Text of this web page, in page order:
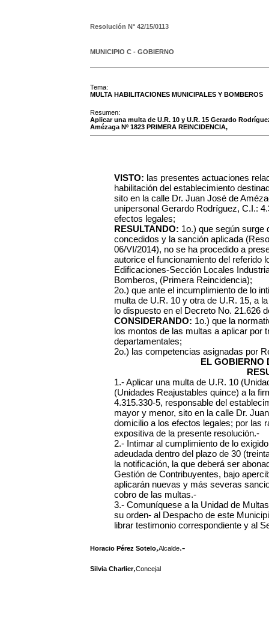
Resolución N° 42/15/0113
MUNICIPIO C - GOBIERNO
Tema:
MULTA HABILITACIONES MUNICIPALES Y BOMBEROS
Resumen:
Aplicar una multa de U.R. 10 y U.R. 15 Gerardo
Amézaga Nº 1823 PRIMERA REINCIDENCIA,
VISTO: las presentes actuaciones
habilitación del establecimiento
sito en la calle Dr. Juan José de
unipersonal Gerardo Rodríguez, C.I.:
efectos legales;
RESULTANDO: 1o.) que según surge
concedidos y la sanción aplicada
06/VI/2014), no se ha procedido a
autorice el funcionamiento del referido
Edificaciones-Sección Locales
Bomberos, (Primera Reincidencia);
2o.) que ante el incumplimiento de lo
multa de U.R. 10 y otra de U.R. 15, a
lo dispuesto en el Decreto No. 21.626
CONSIDERANDO: 1o.) que la
los montos de las multas a aplicar por
departamentales;
2o.) las competencias asignadas por
EL GOBIERNO
1.- Aplicar una multa de U.R. 10
(Unidades Reajustables quince) a la
4.315.330-5, responsable del
mayor y menor, sito en la calle Dr.
domicilio a los efectos legales; por las
expositiva de la presente resolución.-
2.- Intimar al cumplimiento de lo
adeudada dentro del plazo de 30
la notificación, la que deberá ser
Gestión de Contribuyentes, bajo
aplicarán nuevas y más severas
cobro de las multas.-
3.- Comuníquese a la Unidad de
su orden- al Despacho de este
librar testimonio correspondiente y al
Horacio Pérez Sotelo,Alcalde.-
Silvia Charlier,Concejal